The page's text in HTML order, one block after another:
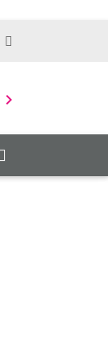
chevron_right